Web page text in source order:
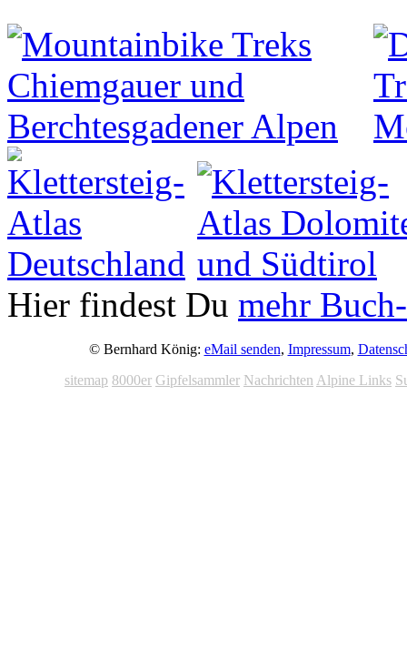
Hier findest Du mehr
© Bernhard König: eMail senden, Impressum,
sitemap 8000er Gipfelsammler Nachrichten Alpine Links